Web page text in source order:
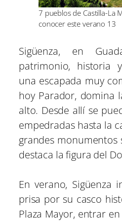
7 pueblos de Castilla-La
conocer este verano 13
Sigüenza, en
patrimonio, historia
una escapada muy
hoy Parador, domina
alto. Desde allí se
empedradas hasta la
grandes monumentos
destaca la figura del
En verano, Sigüenza
prisa por su casco
Plaza Mayor, entrar